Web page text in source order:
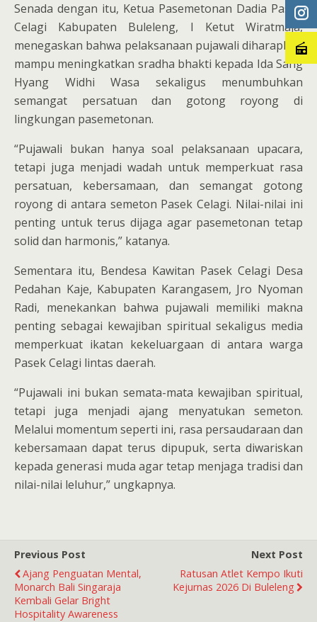
Senada dengan itu, Ketua Pasemetonan Dadia Pasek
Celagi Kabupaten Buleleng, I Ketut Wiratmaja,
menegaskan bahwa pelaksanaan pujawali diharapkan
mampu meningkatkan sradha bhakti kepada Ida Sang
Hyang Widhi Wasa sekaligus menumbuhkan
semangat persatuan dan gotong royong di
lingkungan pasemetonan.
“Pujawali bukan hanya soal pelaksanaan upacara,
tetapi juga menjadi wadah untuk memperkuat rasa
persatuan, kebersamaan, dan semangat gotong
royong di antara semeton Pasek Celagi. Nilai-nilai ini
penting untuk terus dijaga agar pasemetonan tetap
solid dan harmonis,” katanya.
Sementara itu, Bendesa Kawitan Pasek Celagi Desa
Pedahan Kaje, Kabupaten Karangasem, Jro Nyoman
Radi, menekankan bahwa pujawali memiliki makna
penting sebagai kewajiban spiritual sekaligus media
memperkuat ikatan kekeluargaan di antara warga
Pasek Celagi lintas daerah.
“Pujawali ini bukan semata-mata kewajiban spiritual,
tetapi juga menjadi ajang menyatukan semeton.
Melalui momentum seperti ini, rasa persaudaraan dan
kebersamaan dapat terus dipupuk, serta diwariskan
kepada generasi muda agar tetap menjaga tradisi dan
nilai-nilai leluhur,” ungkapnya.
Previous Post
Ajang Penguatan Mental,
Monarch Bali Singaraja
Kembali Gelar Bright
Hospitality Awareness
Next Post
Ratusan Atlet Kempo Ikuti
Kejurnas 2026 Di Buleleng